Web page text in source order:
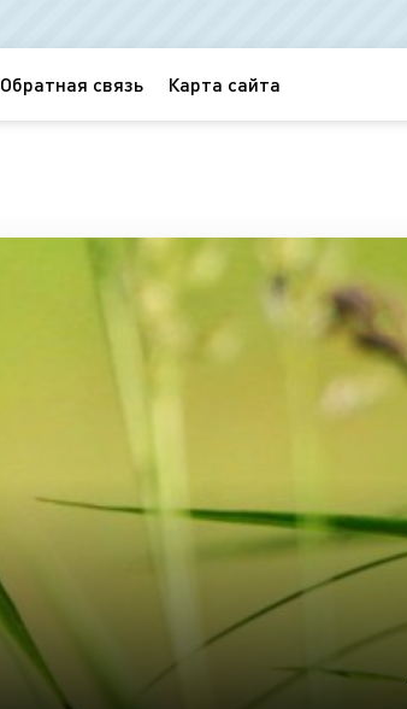
Обратная связь Карта сайта